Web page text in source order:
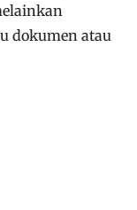
dokumen atau